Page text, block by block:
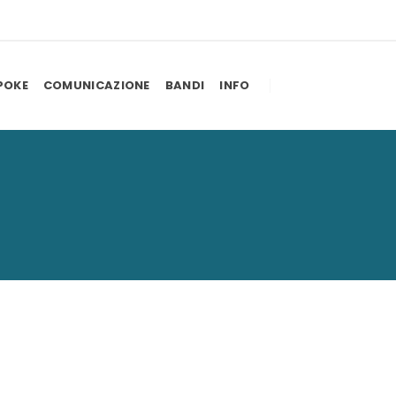
COMUNICAZIONE BANDI INFO